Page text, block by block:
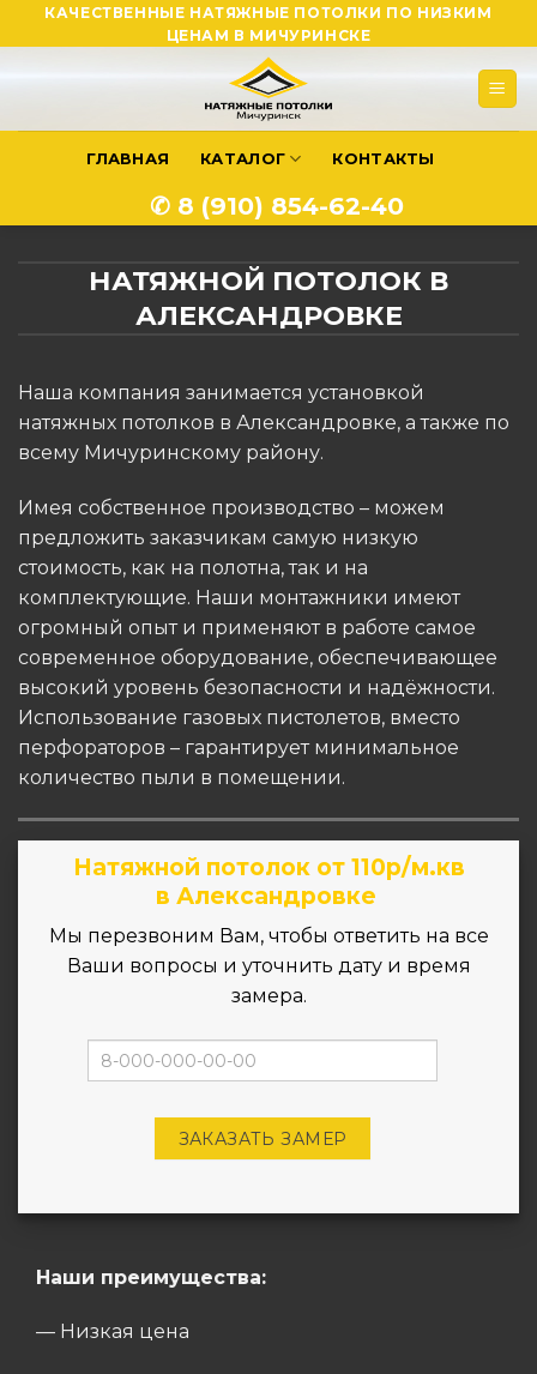
to
КАЧЕСТВЕННЫЕ НАТЯЖНЫЕ ПОТОЛКИ ПО НИЗКИМ
ЦЕНАМ В МИЧУРИНСКЕ
ГЛАВНАЯ КАТАЛОГ КОНТАКТЫ
✆ 8 (910) 854-62-40
НАТЯЖНОЙ ПОТОЛОК В
АЛЕКСАНДРОВКЕ
Наша компания занимается установкой
натяжных потолков в Александровке, а также по
всему Мичуринскому району.
Имея собственное производство – можем
предложить заказчикам самую низкую
стоимость, как на полотна, так и на
комплектующие. Наши монтажники имеют
огромный опыт и применяют в работе самое
современное оборудование, обеспечивающее
высокий уровень безопасности и надёжности.
Использование газовых пистолетов, вместо
перфораторов – гарантирует минимальное
количество пыли в помещении.
Натяжной потолок от 110р/м.кв
в Александровке
Мы перезвоним Вам, чтобы ответить на все
Ваши вопросы и уточнить дату и время
замера.
ZAMER
ЗАКАЗАТЬ ЗАМЕР
Наши преимущества:
— Низкая цена